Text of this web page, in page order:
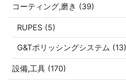
コーティング,磨き (39)
RUPES (5)
G&Tポリッシングシステム (13)
設備,工具 (170)